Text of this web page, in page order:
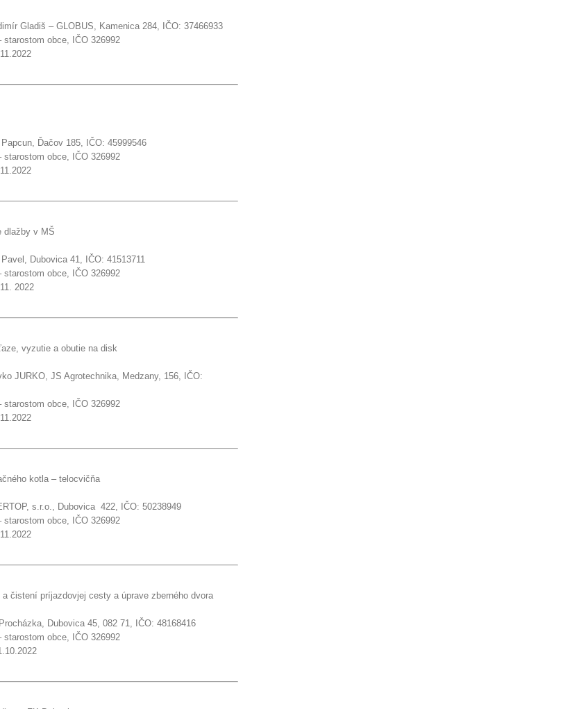
Gladiš – GLOBUS, Kamenica 284, IČO: 37466933
starostom obce, IČO 326992
Ďačov 185, IČO: 45999546
starostom obce, IČO 326992
dlažby v MŠ
Dubovica 41, IČO: 41513711
starostom obce, IČO 326992
2022
vyzutie a obutie na disk
JURKO, JS Agrotechnika, Medzany, 156, IČO:
starostom obce, IČO 326992
kotla – telocvičňa
s.r.o., Dubovica 422, IČO: 50238949
starostom obce, IČO 326992
čistení príjazdovjej cesty a úprave zberného dvora
Dubovica 45, 082 71, IČO: 48168416
starostom obce, IČO 326992